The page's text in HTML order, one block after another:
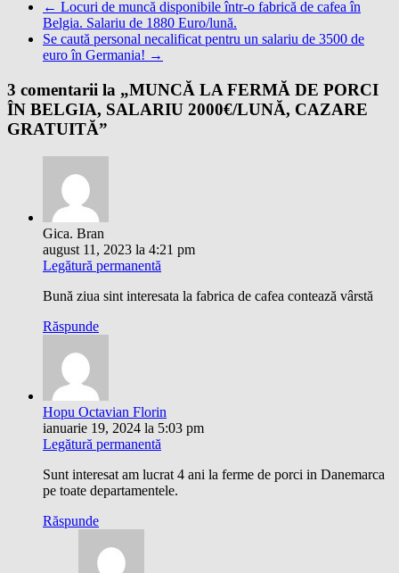
← Locuri de muncă disponibile într-o fabrică de cafea în
Belgia. Salariu de 1880 Euro/lună.
Se caută personal necalificat pentru un salariu de 3500 de
euro în Germania! →
3 comentarii la „MUNCĂ LA FERMĂ DE PORCI
ÎN BELGIA, SALARIU 2000€/LUNĂ, CAZARE
GRATUITĂ”
Gica. Bran
august 11, 2023 la 4:21 pm
Legătură permanentă
Bună ziua sint interesata la fabrica de cafea contează vârstă
Răspunde
Hopu Octavian Florin
ianuarie 19, 2024 la 5:03 pm
Legătură permanentă
Sunt interesat am lucrat 4 ani la ferme de porci in Danemarca
pe toate departamentele.
Răspunde